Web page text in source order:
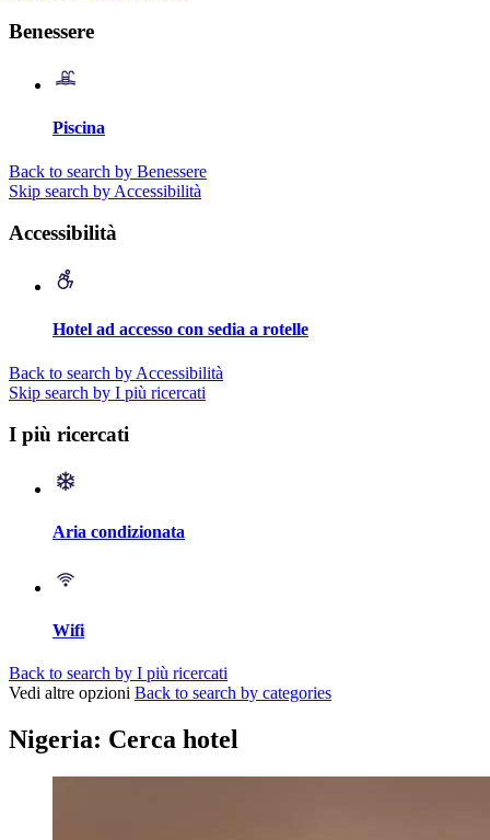
Benessere
Piscina
Back to search by Benessere
Skip search by Accessibilità
Accessibilità
Hotel ad accesso con sedia a rotelle
Back to search by Accessibilità
Skip search by I più ricercati
I più ricercati
Aria condizionata
Wifi
Back to search by I più ricercati
Vedi altre opzioni Back to search by categories
Nigeria: Cerca hotel